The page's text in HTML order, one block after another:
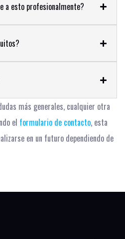
a esto profesionalmente?
más generales, cualquier otra
el formulario de contacto, esta
en un futuro dependiendo de